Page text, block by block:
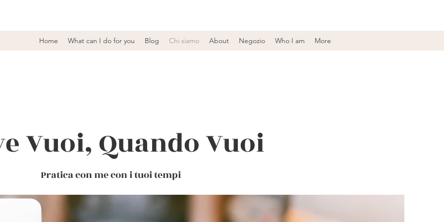
Vuoi, Quando Vuoi
Pratica con me con i tuoi tempi
Home What can I do for you Blog Chi siamo About Negozio Who I am More